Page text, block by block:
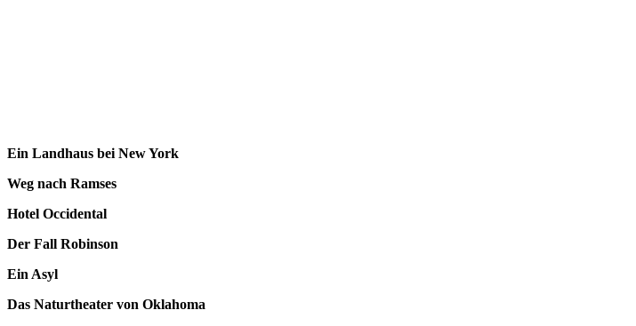
Ein Landhaus bei New York
Weg nach Ramses
Hotel Occidental
Der Fall Robinson
Ein Asyl
Das Naturtheater von Oklahoma